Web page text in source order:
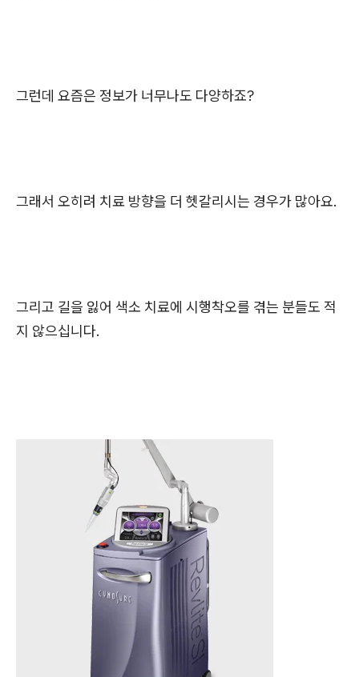
그런데 요즘은 정보가 너무나도 다양하죠?
그래서 오히려 치료 방향을 더 헷갈리시는 경우가 많아요.
그리고 길을 잃어 색소 치료에 시행착오를 겪는 분들도 적
지 않으십니다.